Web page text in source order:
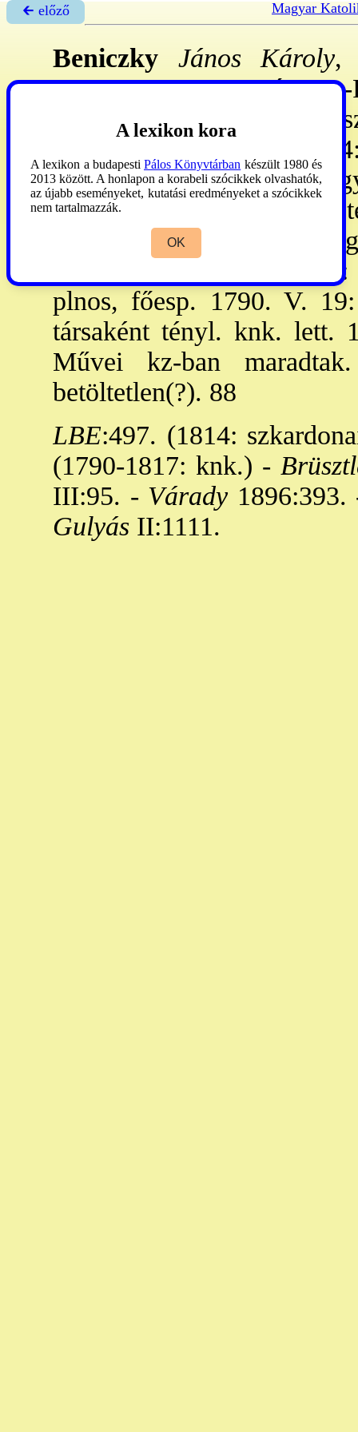
🡰 előző Magyar
Beniczky János Károly,
Szepes vm., 1746. ápr.
püspök. - A gimn-ot
Vácott végezte. 1767. I.
V. 3: tért haza, s a váci
1774: Vácott ppi titkár és
Pál Pécsre vitte, s az
liceumban. 1781. IX.
plnos, főesp. 1790. V.
társaként tényl. knk. lett.
Művei kz-ban
betöltetlen(?). 88
LBE:497. (1814:
(1790-1817: knk.) -
III:95. - Várady 1896:393.
Gulyás II:1111.
A lexikon kora
A lexikon a budapesti Pálos Könyvtárban készült 1980 és
2013 között. A honlapon a korabeli szócikkek olvashatók,
az újabb eseményeket, kutatási eredményeket a szócikkek
nem tartalmazzák.
OK